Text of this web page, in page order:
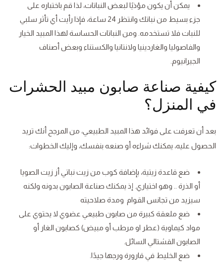
يمكن أن يكون مؤذيًا لبعض النباتات، لذا قم باختباره على
جزء بسيط من نباتك وانتظر 24 ساعة، فإذا رأيت أي تأثر سلبي
للنبات فلا تستخدمه. ومن النباتات الحساسة لهذا المبيد الخيار
والفاصوليا والغاردينيا ولانتانيا والكستناء وبعض أصناف
الجيرانيوم.
كيفية صناعة صابون مبيد الحشرات
في المنزل؟
بعد أن تعرفت على فوائد هذا المبيد الطبيعي، من المرجح أنك تريد
الحصول عليه، يمكنك شراءه أو صنعه بنفسك، وإليك الخطوات:
ضع قاعدة زيتية، بإضافة كوب من زيت نباتي أز زيت الصويا
أو الذرة .. وهو اختياري. إذ يمكنك صناعة الصابون بدونه ولكنه
سيزيد من تجانس القوام ومدة صلاحيته
ضع ملعقة كبيرة من صابون طبيعي عضوي لا يحتوي على
مواد كيماوية (عطر او مرطب أو مبيض) كصابون الغار أو
الصابون القشتالي السائل.
ضع الخليط في قارورة ورجها جيدًا.